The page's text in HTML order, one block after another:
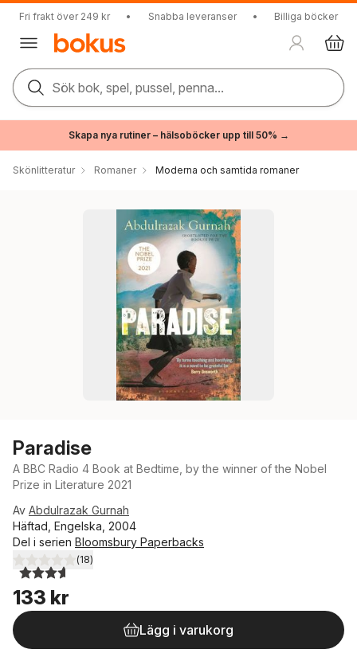
Fri frakt över 249 kr • Snabba leveranser • Billiga böcker
Sök bok, spel, pussel, penna...
Skapa nya rutiner – hälsoböcker upp till 50% →
Skönlitteratur Romaner Moderna och samtida romaner
Paradise
A BBC Radio 4 Book at Bedtime, by the winner of the Nobel
Prize in Literature 2021
Av Abdulrazak Gurnah
Häftad, Engelska, 2004
Del i serien Bloomsbury Paperbacks
3,6utav 5 stjärnor. Totalt antal röster:
(18)
133 kr
Lägg i varukorg